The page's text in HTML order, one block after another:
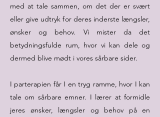
med at tale sammen, om det der er svært
eller give udtryk for deres inderste længsler,
ønsker og behov. Vi mister da det
betydningsfulde rum, hvor vi kan dele og
dermed blive mødt i vores sårbare sider.
I parterapien får I en tryg ramme, hvor I kan
tale om sårbare emner. I lærer at formidle
jeres ønsker, længsler og behov på en